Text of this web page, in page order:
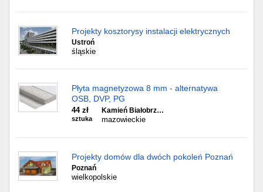
Projekty kosztorysy instalacji elektrycznych
Ustroń
śląskie
Płyta magnetyzowa 8 mm - alternatywa
OSB, DVP, PG
44 zł
sztuka
Kamień Białobrz…
mazowieckie
Projekty domów dla dwóch pokoleń Poznań
Poznań
wielkopolskie